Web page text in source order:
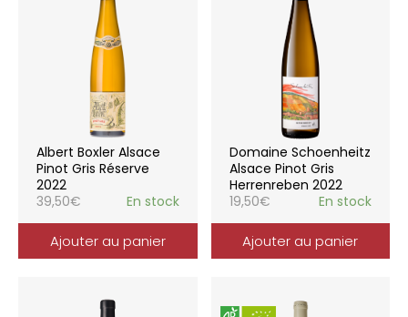
Albert Boxler Alsace
Pinot Gris Réserve
2022
39,50€ En stock
Ajouter au panier
Domaine Schoenheitz
Alsace Pinot Gris
Herrenreben 2022
19,50€ En stock
Ajouter au panier